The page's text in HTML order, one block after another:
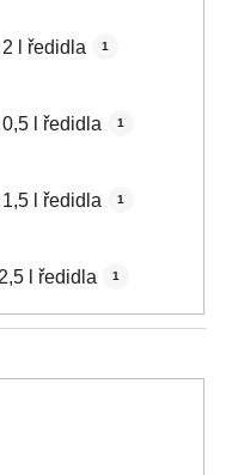
l ředidla 1
l ředidla 1
l ředidla 1
l ředidla 1